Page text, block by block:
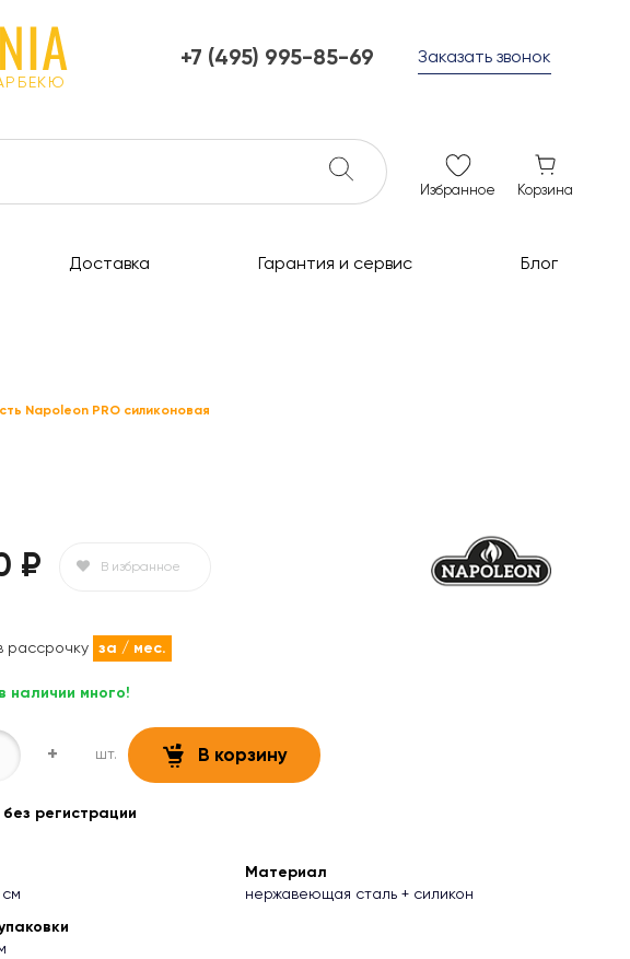
+7 (495) 995-85-69
ежедневно с 10 до 21
Заказать звонок
Избранное Корзина
Доставка Гарантия и сервис Блог
Napoleon PRO силиконовая
₽ В избранное
рассрочку за / мес.
наличии много!
+ шт. В корзину
регистрации
см
Материал
нержавеющая сталь + силикон